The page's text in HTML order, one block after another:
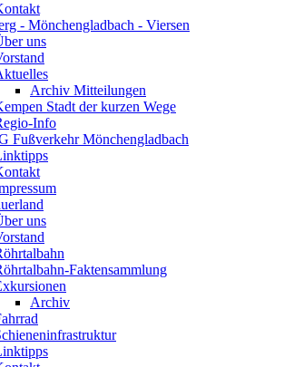
- Mönchengladbach - Viersen
uns
Archiv Mitteilungen
Stadt der kurzen Wege
Info
Fußverkehr Mönchengladbach
uns
Faktensammlung
Archiv